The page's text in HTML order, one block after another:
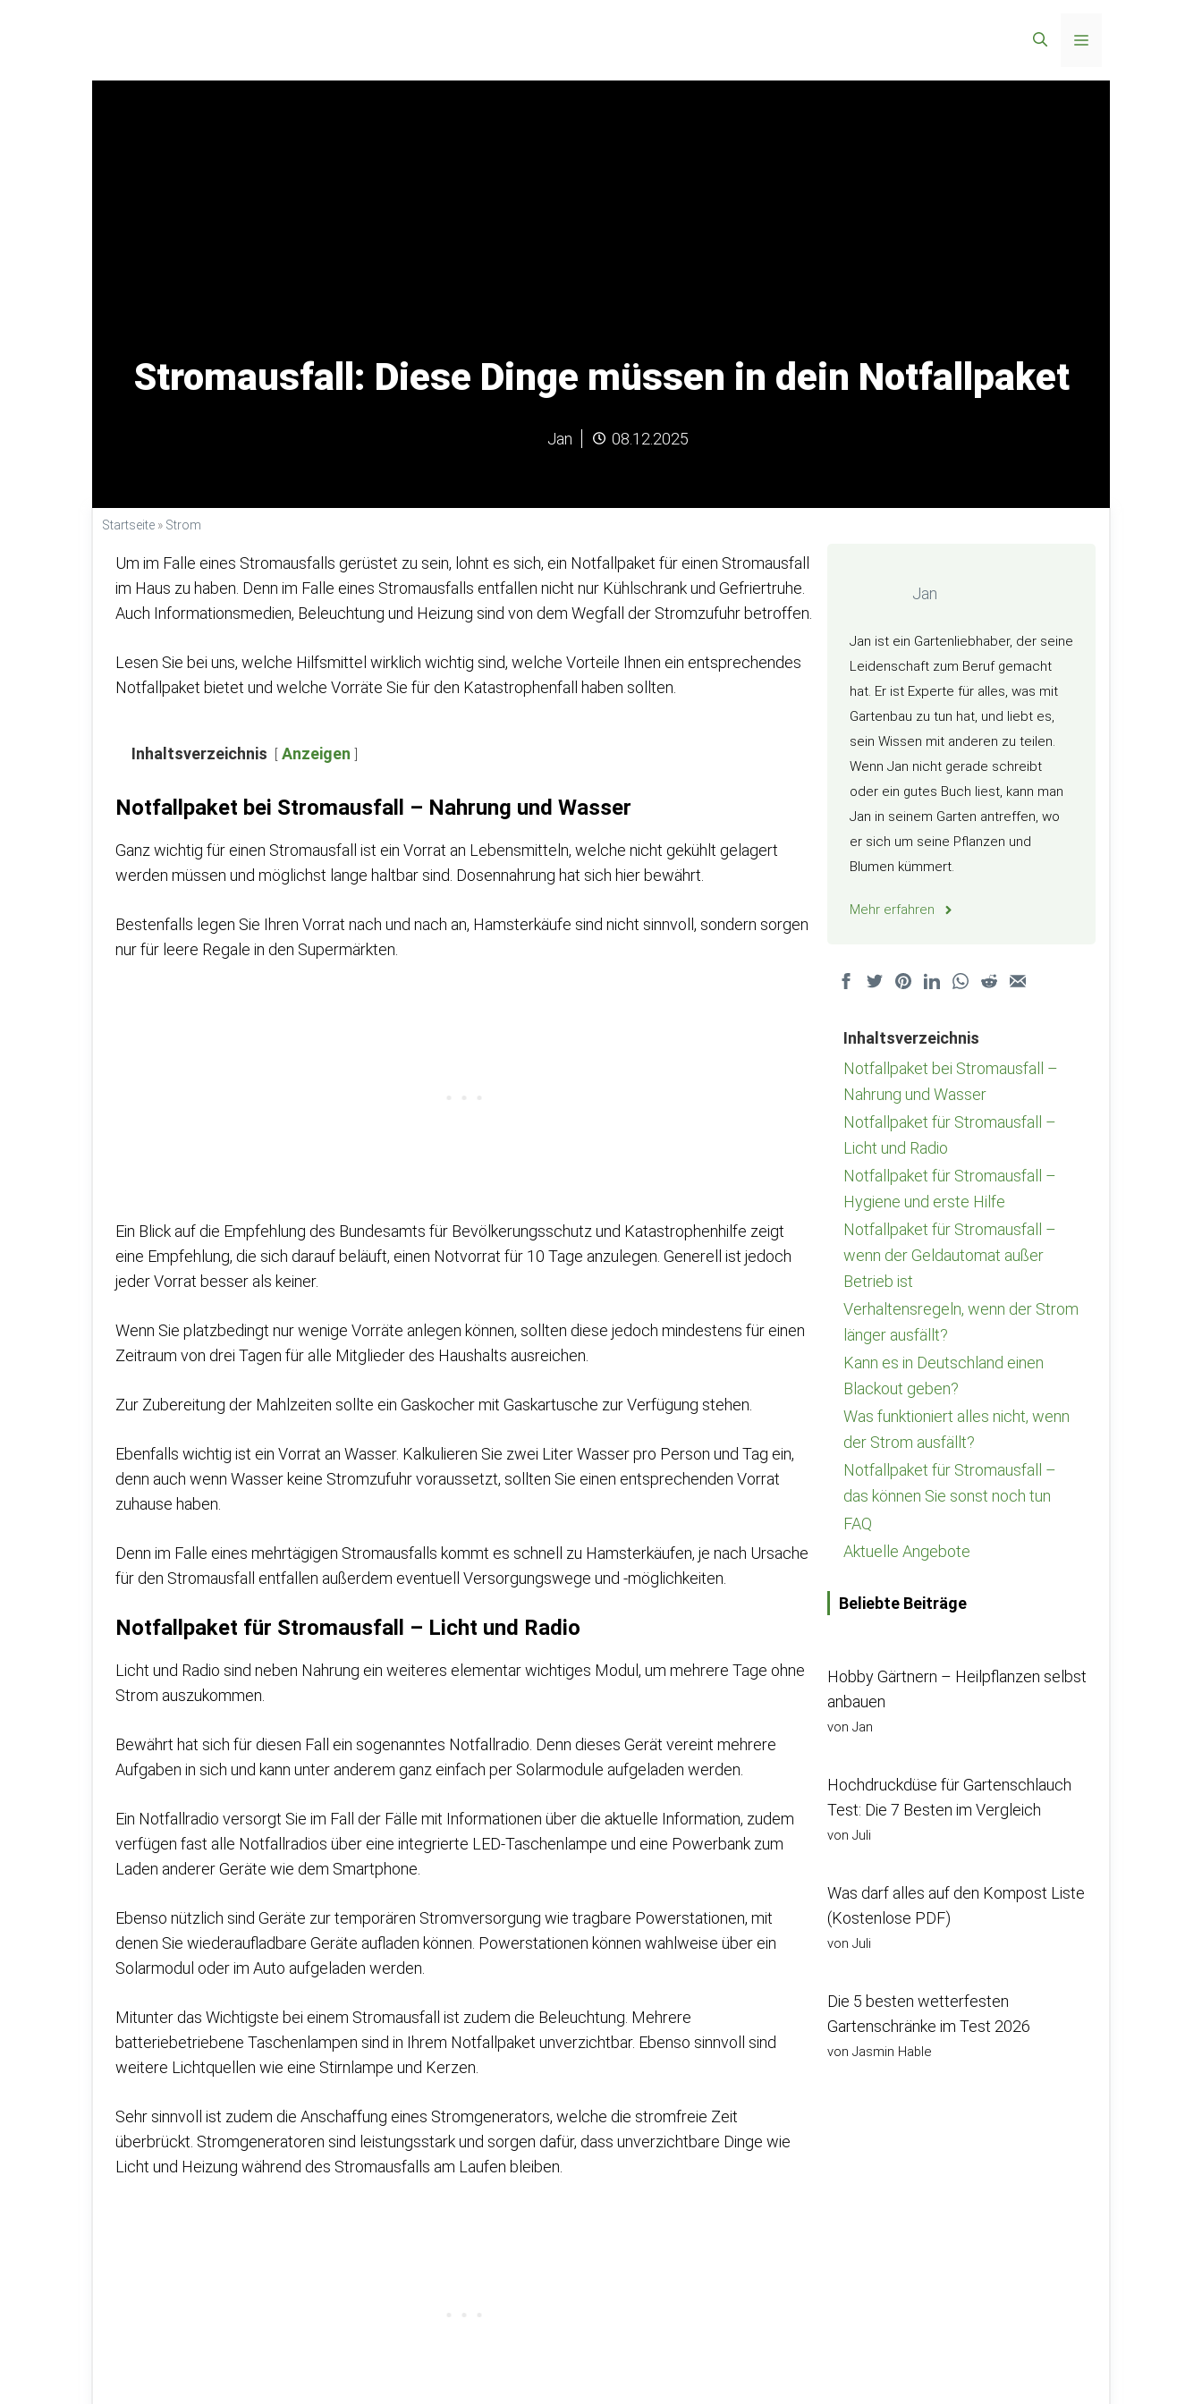
Menü
Stromausfall: Diese Dinge müssen in dein Notfallpaket
Jan 08.12.2025
Startseite » Strom
Um im Falle eines Stromausfalls gerüstet zu sein, lohnt es sich, ein Notfallpaket für einen Stromausfall
im Haus zu haben. Denn im Falle eines Stromausfalls entfallen nicht nur Kühlschrank und Gefriertruhe.
Auch Informationsmedien, Beleuchtung und Heizung sind von dem Wegfall der Stromzufuhr betroffen.
Lesen Sie bei uns, welche Hilfsmittel wirklich wichtig sind, welche Vorteile Ihnen ein entsprechendes
Notfallpaket bietet und welche Vorräte Sie für den Katastrophenfall haben sollten.
Inhaltsverzeichnis Anzeigen
Notfallpaket bei Stromausfall – Nahrung und Wasser
Ganz wichtig für einen Stromausfall ist ein Vorrat an Lebensmitteln, welche nicht gekühlt gelagert
werden müssen und möglichst lange haltbar sind. Dosennahrung hat sich hier bewährt.
Bestenfalls legen Sie Ihren Vorrat nach und nach an, Hamsterkäufe sind nicht sinnvoll, sondern sorgen
nur für leere Regale in den Supermärkten.
Ein Blick auf die Empfehlung des Bundesamts für Bevölkerungsschutz und Katastrophenhilfe zeigt
eine Empfehlung, die sich darauf beläuft, einen Notvorrat für 10 Tage anzulegen. Generell ist jedoch
jeder Vorrat besser als keiner.
Wenn Sie platzbedingt nur wenige Vorräte anlegen können, sollten diese jedoch mindestens für einen
Zeitraum von drei Tagen für alle Mitglieder des Haushalts ausreichen.
Zur Zubereitung der Mahlzeiten sollte ein Gaskocher mit Gaskartusche zur Verfügung stehen.
Ebenfalls wichtig ist ein Vorrat an Wasser. Kalkulieren Sie zwei Liter Wasser pro Person und Tag ein,
denn auch wenn Wasser keine Stromzufuhr voraussetzt, sollten Sie einen entsprechenden Vorrat
zuhause haben.
Denn im Falle eines mehrtägigen Stromausfalls kommt es schnell zu Hamsterkäufen, je nach Ursache
für den Stromausfall entfallen außerdem eventuell Versorgungswege und -möglichkeiten.
Notfallpaket für Stromausfall – Licht und Radio
Licht und Radio sind neben Nahrung ein weiteres elementar wichtiges Modul, um mehrere Tage ohne
Strom auszukommen.
Bewährt hat sich für diesen Fall ein sogenanntes Notfallradio. Denn dieses Gerät vereint mehrere
Aufgaben in sich und kann unter anderem ganz einfach per Solarmodule aufgeladen werden.
Ein Notfallradio versorgt Sie im Fall der Fälle mit Informationen über die aktuelle Information, zudem
verfügen fast alle Notfallradios über eine integrierte LED-Taschenlampe und eine Powerbank zum
Laden anderer Geräte wie dem Smartphone.
Ebenso nützlich sind Geräte zur temporären Stromversorgung wie tragbare Powerstationen, mit
denen Sie wiederaufladbare Geräte aufladen können. Powerstationen können wahlweise über ein
Solarmodul oder im Auto aufgeladen werden.
Mitunter das Wichtigste bei einem Stromausfall ist zudem die Beleuchtung. Mehrere
batteriebetriebene Taschenlampen sind in Ihrem Notfallpaket unverzichtbar. Ebenso sinnvoll sind
weitere Lichtquellen wie eine Stirnlampe und Kerzen.
Sehr sinnvoll ist zudem die Anschaffung eines Stromgenerators, welche die stromfreie Zeit
überbrückt. Stromgeneratoren sind leistungsstark und sorgen dafür, dass unverzichtbare Dinge wie
Licht und Heizung während des Stromausfalls am Laufen bleiben.
Jan
Jan ist ein Gartenliebhaber, der seine
Leidenschaft zum Beruf gemacht
hat. Er ist Experte für alles, was mit
Gartenbau zu tun hat, und liebt es,
sein Wissen mit anderen zu teilen.
Wenn Jan nicht gerade schreibt
oder ein gutes Buch liest, kann man
Jan in seinem Garten antreffen, wo
er sich um seine Pflanzen und
Blumen kümmert.
Mehr erfahren
Inhaltsverzeichnis
Notfallpaket bei Stromausfall –
Nahrung und Wasser
Notfallpaket für Stromausfall –
Licht und Radio
Notfallpaket für Stromausfall –
Hygiene und erste Hilfe
Notfallpaket für Stromausfall –
wenn der Geldautomat außer
Betrieb ist
Verhaltensregeln, wenn der Strom
länger ausfällt?
Kann es in Deutschland einen
Blackout geben?
Was funktioniert alles nicht, wenn
der Strom ausfällt?
Notfallpaket für Stromausfall –
das können Sie sonst noch tun
FAQ
Aktuelle Angebote
Beliebte Beiträge
Hobby Gärtnern – Heilpflanzen selbst
anbauen
von Jan
Hochdruckdüse für Gartenschlauch
Test: Die 7 Besten im Vergleich
von Juli
Was darf alles auf den Kompost Liste
(Kostenlose PDF)
von Juli
Die 5 besten wetterfesten
Gartenschränke im Test 2026
von Jasmin Hable